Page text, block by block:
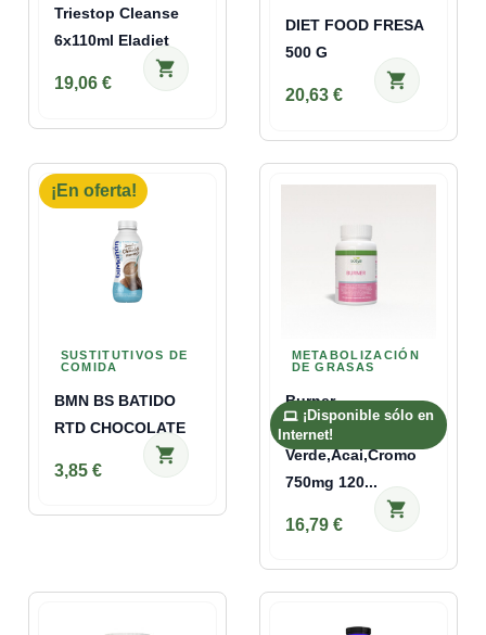
Triestop Cleanse
6x110ml Eladiet
19,06 €
shopping_cart
DIET FOOD FRESA
500 G
20,63 €
shopping_cart
SUSTITUTIVOS DE
COMIDA
BMN BS BATIDO
RTD CHOCOLATE
3,85 €
shopping_cart
¡En oferta!
METABOLIZACIÓN
DE GRASAS
Burner-
Garcinia,Mango,Te
Verde,Acai,Cromo
750mg 120...
16,79 €
shopping_cart
¡Disponible sólo en
Internet!